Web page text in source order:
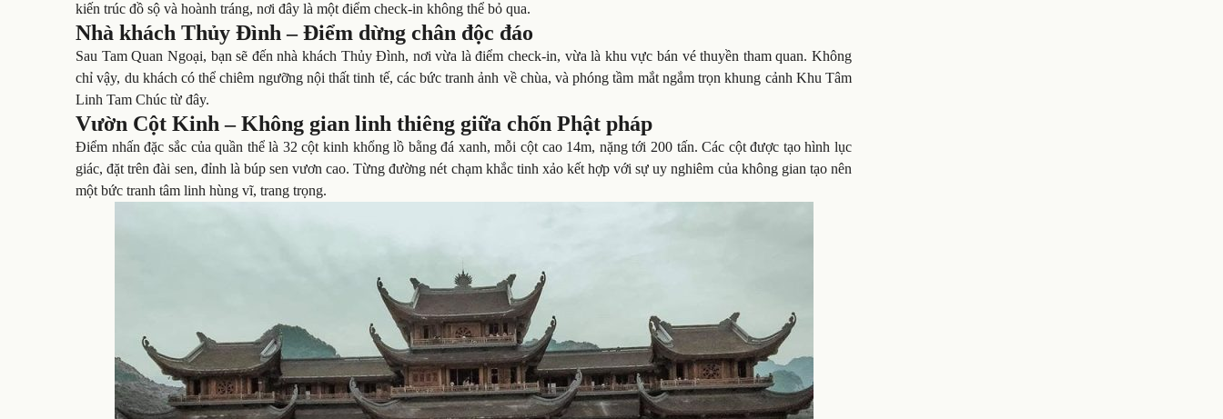
kiến trúc đồ sộ và hoành tráng, nơi đây là một điểm check-in không thể bỏ qua.
Nhà khách Thủy Đình – Điểm dừng chân độc đáo
Sau Tam Quan Ngoại, bạn sẽ đến nhà khách Thủy Đình, nơi vừa là điểm check-in, vừa là khu vực bán vé thuyền tham quan. Không
chỉ vậy, du khách có thể chiêm ngưỡng nội thất tinh tế, các bức tranh ảnh về chùa, và phóng tầm mắt ngắm trọn khung cảnh Khu Tâm
Linh Tam Chúc từ đây.
Vườn Cột Kinh – Không gian linh thiêng giữa chốn Phật pháp
Điểm nhấn đặc sắc của quần thể là 32 cột kinh khổng lồ bằng đá xanh, mỗi cột cao 14m, nặng tới 200 tấn. Các cột được tạo hình lục
giác, đặt trên đài sen, đỉnh là búp sen vươn cao. Từng đường nét chạm khắc tinh xảo kết hợp với sự uy nghiêm của không gian tạo nên
một bức tranh tâm linh hùng vĩ, trang trọng.